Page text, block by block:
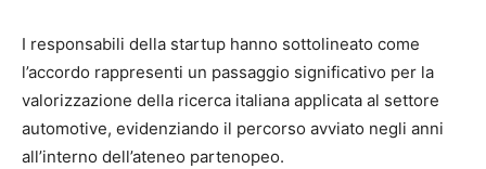
I responsabili della startup hanno sottolineato come
l’accordo rappresenti un passaggio significativo per la
valorizzazione della ricerca italiana applicata al settore
automotive, evidenziando il percorso avviato negli anni
all’interno dell’ateneo partenopeo.